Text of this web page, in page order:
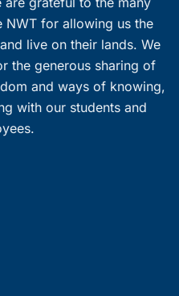
NWT for allowing us the
live on their lands. We
the generous sharing of
and ways of knowing,
with our students and